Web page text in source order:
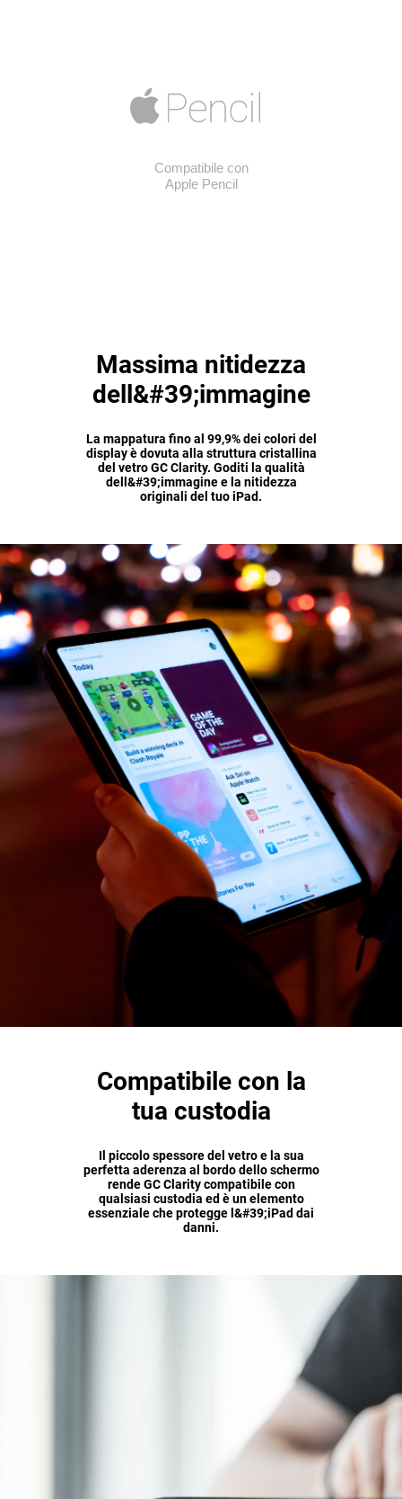
Compatibile con
Apple Pencil
Massima nitidezza
dell&#39;immagine
La mappatura fino al 99,9% dei colori del
display è dovuta alla struttura cristallina
del vetro GC Clarity. Goditi la qualità
dell&#39;immagine e la nitidezza
originali del tuo iPad.
Compatibile con la
tua custodia
Il piccolo spessore del vetro e la sua
perfetta aderenza al bordo dello schermo
rende GC Clarity compatibile con
qualsiasi custodia ed è un elemento
essenziale che protegge l&#39;iPad dai
danni.